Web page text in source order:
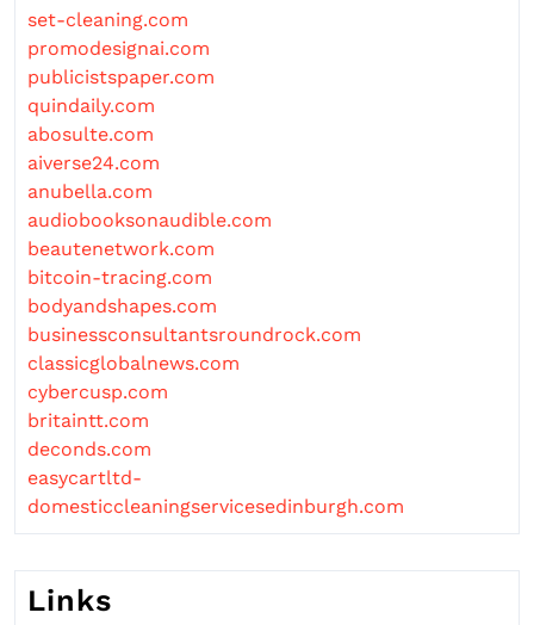
set-cleaning.com
promodesignai.com
publicistspaper.com
quindaily.com
abosulte.com
aiverse24.com
anubella.com
audiobooksonaudible.com
beautenetwork.com
bitcoin-tracing.com
bodyandshapes.com
businessconsultantsroundrock.com
classicglobalnews.com
cybercusp.com
britaintt.com
deconds.com
easycartltd-
domesticcleaningservicesedinburgh.com
Links